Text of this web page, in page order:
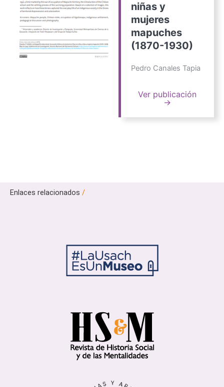
niñas y
mujeres
mapuches
(1870-1930)
Pedro Canales Tapia
Ver publicación
→
Enlaces relacionados /